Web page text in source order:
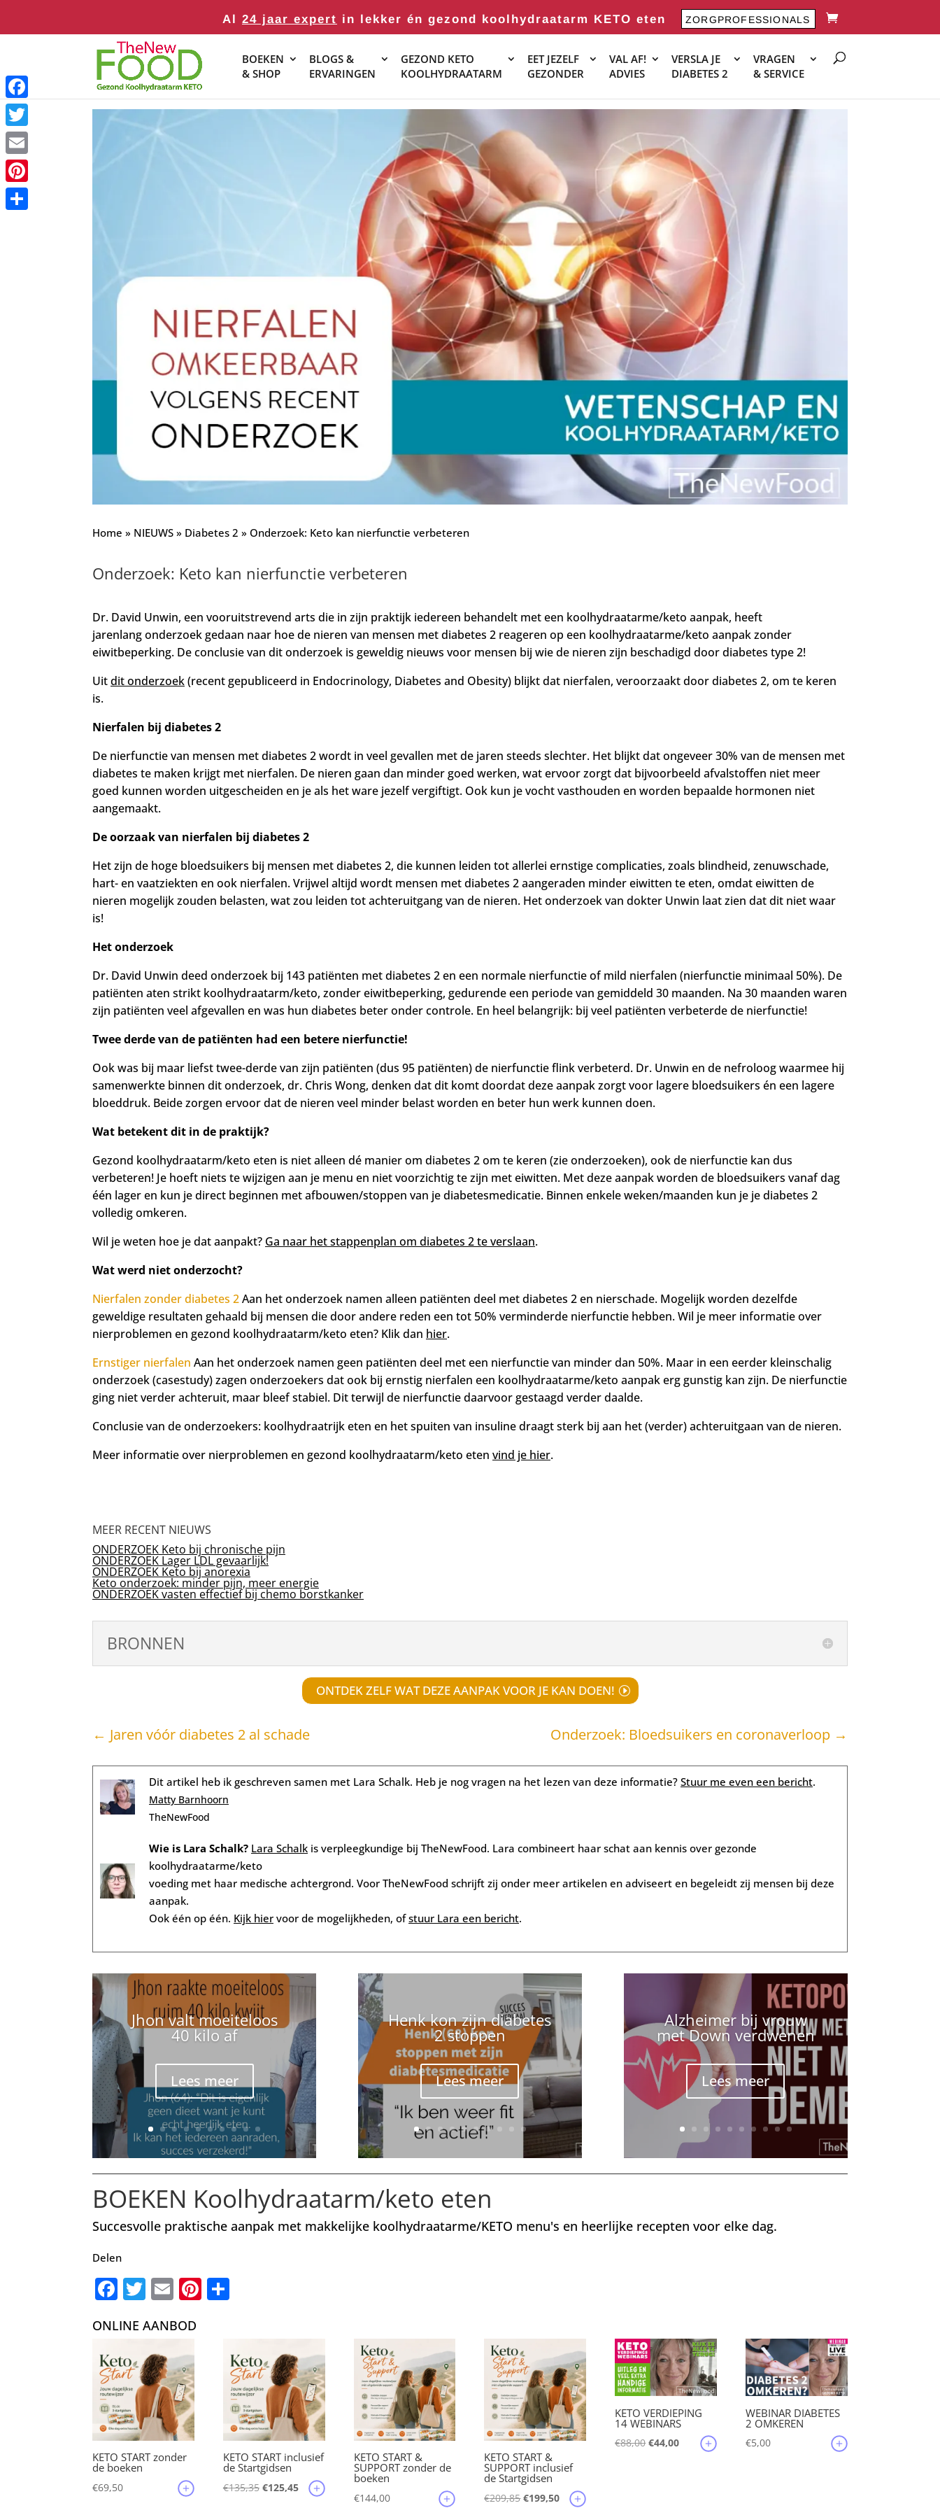
Al 24 jaar expert in lekker én gezond koolhydraatarm KETO eten ZORGPROFESSIONALS
BOEKEN
& SHOP
BLOGS &
ERVARINGEN
GEZOND KETO
KOOLHYDRAATARM
EET JEZELF
GEZONDER
VAL AF!
ADVIES
VERSLA JE
DIABETES 2
VRAGEN
& SERVICE
Home » NIEUWS » Diabetes 2 » Onderzoek: Keto kan nierfunctie verbeteren
Onderzoek: Keto kan nierfunctie verbeteren
Dr. David Unwin, een vooruitstrevend arts die in zijn praktijk iedereen behandelt met een koolhydraatarme/keto aanpak, heeft
jarenlangonderzoek gedaan naar hoe de nieren van mensen met diabetes 2 reageren op een koolhydraatarme/keto aanpak zonder
eiwitbeperking. De conclusie van dit onderzoek is geweldig nieuws voor mensen bij wie de nieren zijn beschadigd door diabetes type 2!
Uitdit onderzoek(recent gepubliceerd in Endocrinology, Diabetes and Obesity) blijkt dat nierfalen, veroorzaakt door diabetes 2, om te keren
is.
Nierfalen bij diabetes 2
De nierfunctie van mensen met diabetes 2 wordt in veel gevallen met de jaren steeds slechter. Het blijkt dat ongeveer 30% van de mensen met
diabetes te maken krijgt met nierfalen. De nieren gaan dan minder goed werken, wat ervoor zorgt dat bijvoorbeeld afvalstoffen niet meer
goed kunnen worden uitgescheiden en je als het ware jezelf vergiftigt. Ook kun je vocht vasthouden en worden bepaalde hormonen niet
aangemaakt.
De oorzaak van nierfalen bij diabetes 2
Het zijn de hoge bloedsuikers bij mensen met diabetes 2, die kunnen leiden tot allerlei ernstige complicaties, zoals blindheid, zenuwschade,
hart- en vaatziekten en ook nierfalen.Vrijwel altijd wordt mensen met diabetes 2 aangeraden minder eiwitten te eten, omdat eiwitten de
nieren mogelijk zouden belasten, wat zou leiden tot achteruitgang van de nieren. Het onderzoek van dokter Unwin laat zien dat dit niet waar
is!
Het onderzoek
Dr. David Unwin deed onderzoek bij 143 patiënten met diabetes 2 en een normale nierfunctie of mild nierfalen (nierfunctie minimaal 50%). De
patiënten aten strikt koolhydraatarm/keto, zonder eiwitbeperking, gedurende een periode van gemiddeld 30 maanden. Na 30 maanden waren
zijn patiënten veel afgevallen en was hun diabetes beter onder controle. En heel belangrijk: bij veel patiënten verbeterde de nierfunctie!
Twee derde van de patiënten had een betere nierfunctie!
Ook was bij maar liefst twee-derde van zijn patiënten (dus 95 patiënten) de nierfunctie flink verbeterd. Dr. Unwin en de nefroloog waarmee hij
samenwerkte binnen dit onderzoek, dr. Chris Wong, denken dat dit komt doordat deze aanpak zorgt voor lagere bloedsuikers én een lagere
bloeddruk. Beide zorgen ervoor dat de nieren veel minder belast worden en beter hun werk kunnen doen.
Wat betekent dit in de praktijk?
Gezond koolhydraatarm/keto eten is niet alleen dé manier om diabetes 2 om te keren (zie onderzoeken), ook de nierfunctie kan dus
verbeteren! Je hoeft niets te wijzigen aan je menu en niet voorzichtig te zijn met eiwitten. Met deze aanpak worden de bloedsuikers vanaf dag
één lager en kun je direct beginnen met afbouwen/stoppen van je diabetesmedicatie. Binnen enkele weken/maanden kun je je diabetes 2
volledig omkeren.
Wil je weten hoe je dat aanpakt? Ga naar het stappenplan om diabetes 2 te verslaan.
Wat werd niet onderzocht?
Nierfalen zonder diabetes 2Aan het onderzoek namen alleen patiënten deel met diabetes 2 en nierschade. Mogelijk worden dezelfde
geweldige resultaten gehaald bij mensen die door andere reden een tot 50% verminderde nierfunctie hebben.Wil je meer informatie over
nierproblemen en gezond koolhydraatarm/keto eten? Klik dan hier.
Ernstiger nierfalen Aan het onderzoek namen geen patiënten deel met een nierfunctie van minder dan 50%. Maar in een eerder kleinschalig
onderzoek (casestudy) zagen onderzoekers dat ook bij ernstig nierfalen een koolhydraatarme/keto aanpak erg gunstig kan zijn. De nierfunctie
ging niet verder achteruit, maar bleef stabiel. Dit terwijl de nierfunctie daarvoor gestaagd verder daalde.
Conclusie van de onderzoekers: koolhydraatrijk eten en het spuiten van insuline draagt sterk bij aan het (verder) achteruitgaan van de nieren.
Meer informatie over nierproblemen en gezond koolhydraatarm/keto eten vind je hier.
MEER RECENT NIEUWS
ONDERZOEK Keto bij chronische pijn
ONDERZOEK Lager LDL gevaarlijk!
ONDERZOEK Keto bij anorexia
Keto onderzoek: minder pijn, meer energie
ONDERZOEK vasten effectief bij chemo borstkanker
BRONNEN
ONTDEK ZELF WAT DEZE AANPAK VOOR JE KAN DOEN!
← Jaren vóór diabetes 2 al schade Onderzoek: Bloedsuikers en coronaverloop →
Dit artikel heb ik geschreven samen met Lara Schalk. Heb je nog vragen na het lezen van deze informatie? Stuur me even een bericht.
Matty Barnhoorn
TheNewFood
Wie is Lara Schalk? Lara Schalk is verpleegkundige bij TheNewFood. Lara combineert haar schat aan kennis over gezonde
koolhydraatarme/keto
voeding met haar medische achtergrond. Voor TheNewFood schrijft zij onder meer artikelen en adviseert en begeleidt zij mensen bij deze
aanpak.
Ook één op één. Kijk hier voor de mogelijkheden, of stuur Lara een bericht.
Jhon valt moeiteloos
40 kilo af
Lees meer
Henk kon zijn diabetes
2 stoppen
Lees meer
Alzheimer bij vrouw
met Down verdwenen
Lees meer
BOEKEN Koolhydraatarm/keto eten
Succesvolle praktische aanpak met makkelijke koolhydraatarme/KETO menu's en heerlijke recepten voor elke dag.
Delen
F
c
e
b
o
o
k
T
it
te
r
E
ai
l
Pi
n
ONLINE AANBOD
KETO START zonder
de boeken
€69,50
KETO START inclusief
de Startgidsen
€135,35 Oorspronkelijke
€125,45Huidige
KETO START &
SUPPORT zonder de
boeken
€144,00
KETO START &
SUPPORT inclusief
de Startgidsen
€209,85Oorspronkelijke
€199,50Huidige
KETO VERDIEPING
14 WEBINARS
€88,00Oorspronkelijke
€44,00Huidige
WEBINAR DIABETES
2 OMKEREN
€5,00
Facebook
Twitter
Email
Pinterest